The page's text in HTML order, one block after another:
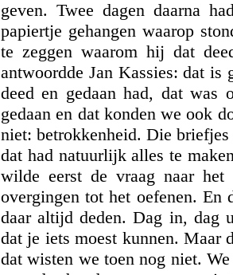
geven. Twee dagen daarna
papiertje gehangen waarop
te zeggen waarom hij dat
antwoordde Jan Kassies: dat
deed en gedaan had, dat
gedaan en dat konden we ook
niet: betrokkenheid. Die
dat had natuurlijk alles te
wilde eerst de vraag naar
overgingen tot het oefenen. En
daar altijd deden. Dag in, dag
dat je iets moest kunnen. Maar
dat wisten we toen nog niet.